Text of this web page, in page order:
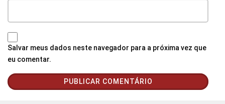
Salvar meus dados neste navegador para a próxima vez que
eu comentar.